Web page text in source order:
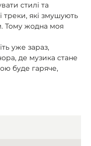
стилі та
треки, які змушують
Тому жодна моя
уже зараз,
де музика стане
буде гаряче,